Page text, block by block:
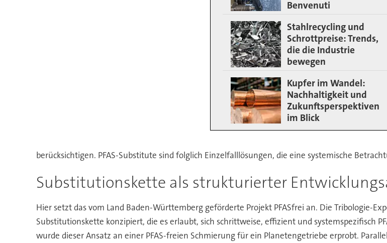
Benvenuti
Stahlrecycling und
Schrottpreise: Trends,
die die Industrie
bewegen
Kupfer im Wandel:
Nachhaltigkeit und
Zukunftsperspektiven
im Blick
berücksichtigen. PFAS-Substitute sind folglich Einzelfalllösungen, die eine systemische
Substitutionskette als strukturierter
Hier setzt das vom Land Baden-Württemberg geförderte Projekt PFASfrei an. Die Tribologie-
Substitutionskette konzipiert, die es erlaubt, sich schrittweise, effizient und systemspezifisch
wurde dieser Ansatz an einer PFAS-freien Schmierung für ein Planetengetriebe erprobt.